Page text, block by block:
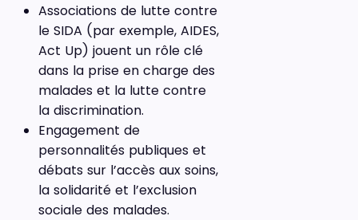
Associations de lutte contre
le SIDA (par exemple, AIDES,
Act Up) jouent un rôle clé
dans la prise en charge des
malades et la lutte contre
la discrimination.
Engagement de
personnalités publiques et
débats sur l’accès aux soins,
la solidarité et l’exclusion
sociale des malades.